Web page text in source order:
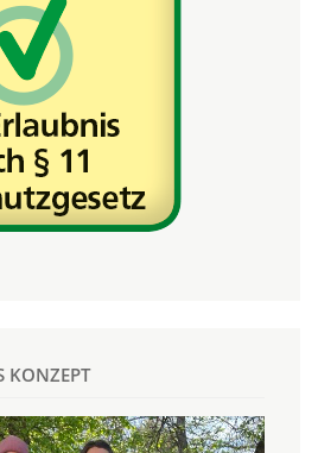
KONZEPT